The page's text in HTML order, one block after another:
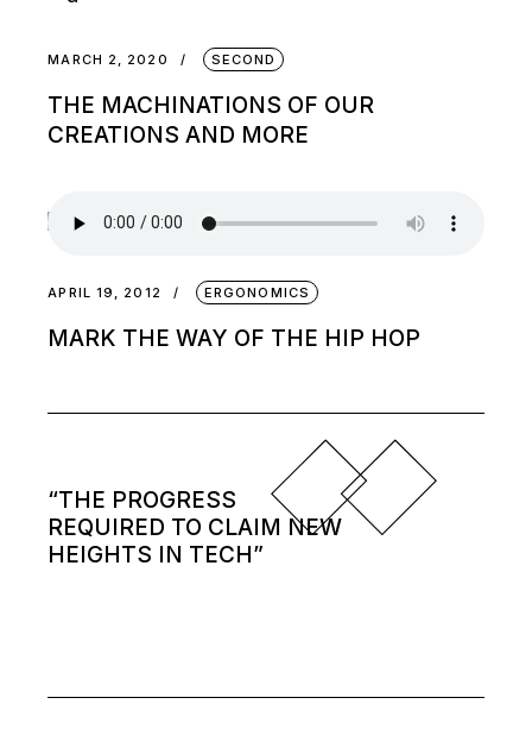
MARCH 2, 2020 SECOND
THE MACHINATIONS OF OUR
CREATIONS AND MORE
APRIL 19, 2012 ERGONOMICS
MARK THE WAY OF THE HIP HOP
“THE PROGRESS
REQUIRED TO CLAIM NEW
HEIGHTS IN TECH”